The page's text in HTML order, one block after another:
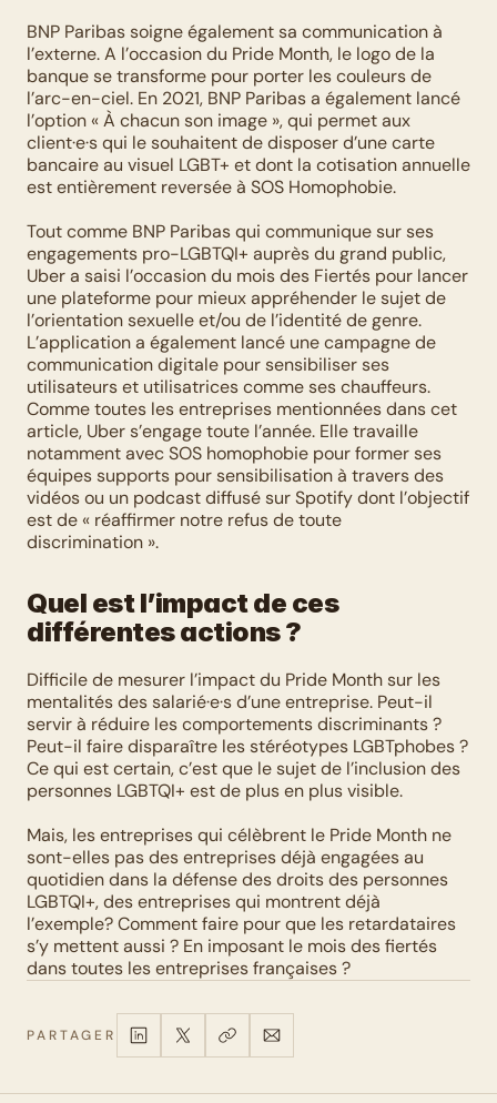
BNP Paribas soigne également sa communication à
l’externe. A l’occasion du Pride Month, le logo de la
banque se transforme pour porter les couleurs de
l’arc-en-ciel. En 2021, BNP Paribas a également lancé
l’option « À chacun son image », qui permet aux
client·e·s qui le souhaitent de disposer d’une carte
bancaire au visuel LGBT+ et dont la cotisation annuelle
est entièrement reversée à SOS Homophobie.
Tout comme BNP Paribas qui communique sur ses
engagements pro-LGBTQI+ auprès du grand public,
Uber a saisi l’occasion du mois des Fiertés pour lancer
une plateforme pour mieux appréhender le sujet de
l’orientation sexuelle et/ou de l’identité de genre.
L’application a également lancé une campagne de
communication digitale pour sensibiliser ses
utilisateurs et utilisatrices comme ses chauffeurs.
Comme toutes les entreprises mentionnées dans cet
article, Uber s’engage toute l’année. Elle travaille
notamment avec SOS homophobie pour former ses
équipes supports pour sensibilisation à travers des
vidéos ou un podcast diffusé sur Spotify dont l’objectif
est de « réaffirmer notre refus de toute
discrimination ».
Quel est l’impact de ces
différentes actions ?
Difficile de mesurer l’impact du Pride Month sur les
mentalités des salarié·e·s d’une entreprise. Peut-il
servir à réduire les comportements discriminants ?
Peut-il faire disparaître les stéréotypes LGBTphobes ?
Ce qui est certain, c’est que le sujet de l’inclusion des
personnes LGBTQI+ est de plus en plus visible.
Mais, les entreprises qui célèbrent le Pride Month ne
sont-elles pas des entreprises déjà engagées au
quotidien dans la défense des droits des personnes
LGBTQI+, des entreprises qui montrent déjà
l’exemple? Comment faire pour que les retardataires
s’y mettent aussi ? En imposant le mois des fiertés
dans toutes les entreprises françaises ?
PARTAGER